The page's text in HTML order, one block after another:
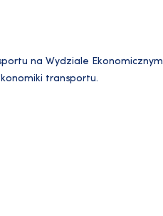
na Wydziale Ekonomicznym
transportu.